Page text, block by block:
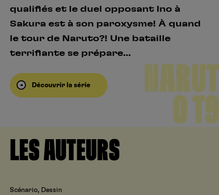
qualifiés et le duel opposant Ino à
Sakura est à son paroxysme! À quand
le tour de Naruto?! Une bataille
terrifiante se prépare…
Découvrir la série
NARUT
O T9
LES AUTEURS
Scénario, Dessin